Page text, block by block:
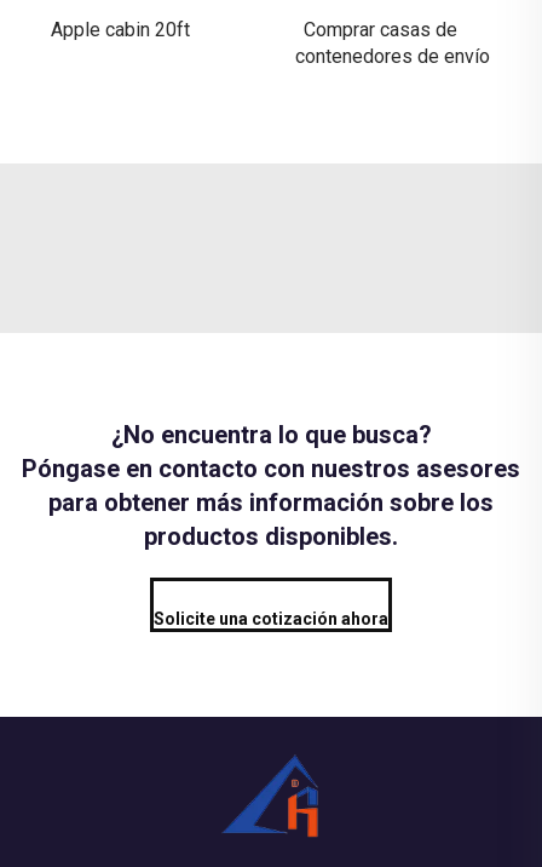
Apple cabin 20ft
Comprar casas de
contenedores de envío
¿No encuentra lo que busca?
Póngase en contacto con nuestros asesores
para obtener más información sobre los
productos disponibles.
Solicite una cotización ahora